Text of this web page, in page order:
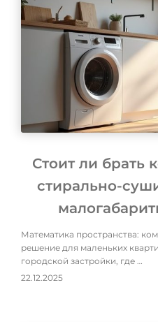
Стоит ли брать
стирально-
Математика пространства:
решение для маленьких
городской застройки, где …
22.12.2025